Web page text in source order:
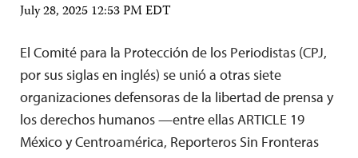
July 28, 2025 12:53 PM EDT
El Comité para la Protección de los Periodistas (CPJ,
por sus siglas en inglés) se unió a otras siete
organizaciones defensoras de la libertad de prensa y
los derechos humanos —entre ellas ARTICLE 19
México y Centroamérica, Reporteros Sin Fronteras